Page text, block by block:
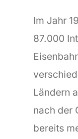
Im Jahr
87.000
Ländern
nach der
bereits